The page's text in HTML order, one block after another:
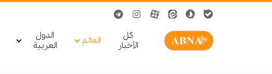
کل
الأخبار
العالم
الدول
العربیة